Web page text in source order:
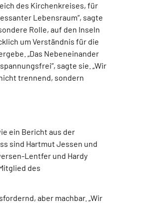
des Kirchenkreises, für
Lebensraum“, sagte
Rolle, auf den Inseln
um Verständnis für die
„Das Nebeneinander
sagte sie. „Wir
trennend, sondern
ein Bericht aus der
sind Hartmut Jessen und
Lentfer und Hardy
des
aber machbar. „Wir